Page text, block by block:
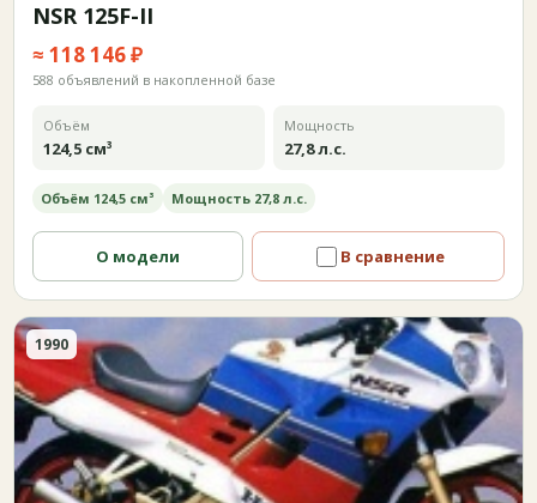
NSR 125F-II
≈ 118 146 ₽
588 объявлений в накопленной базе
Объём
124,5 см³
Мощность
27,8 л.с.
Объём 124,5 см³ Мощность 27,8 л.с.
О модели В сравнение
1990